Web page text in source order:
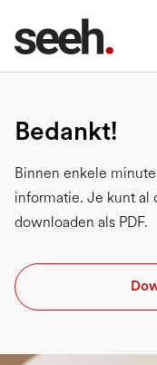
Bedankt!
Binnen enkele
informatie. Je kunt al
downloaden als PDF.